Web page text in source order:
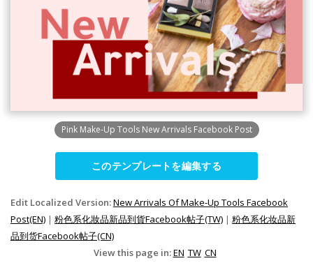
Pink Make-Up Tools New Arrivals Facebook Post
このテンプレートを編集する
Edit Localized Version:New Arrivals Of Make-Up Tools Facebook
Post(EN) | 粉色系化妝品新品到貨Facebook帖子(TW) | 粉色系化妆品新
品到货Facebook帖子(CN)
View this page in:EN TW CN